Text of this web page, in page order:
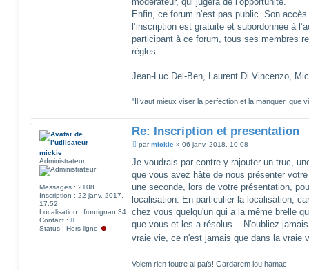
Enfin, ce forum n’est pas public. Son
l’inscription est gratuite et subordonnée à
participant à ce forum, tous ses membres
règles.
Jean-Luc Del-Ben, Laurent Di Vincenzo,
"Il vaut mieux viser la perfection et la manquer, que
mickie
Administrateur
Messages : 2108
Inscription : 22 janv. 2017,
17:52
Localisation : frontignan 34
Contact :
o
Status : Hors-ligne
Re: Inscription et presentation
M
s
a
g
parmickie »06 janv. 2018, 10:08
Je voudrais par contre y rajouter un truc,
que vous avez hâte de nous présenter
une seconde, lors de votre présentation,
localisation. En particulier la localisation,
chez vous quelqu'un qui a la même brelle
que vous et les a résolus... N'oubliez
vraie vie, ce n'est jamais que dans la vraie
Volem rien foutre al païs! Gardarem lou hamac.